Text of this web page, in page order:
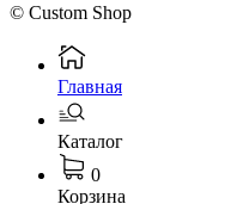
© Custom Shop
Главная
Каталог
0
Корзина